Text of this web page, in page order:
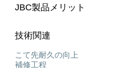
JBC製品メリット
技術関連
こて先耐久の向上
補修工程